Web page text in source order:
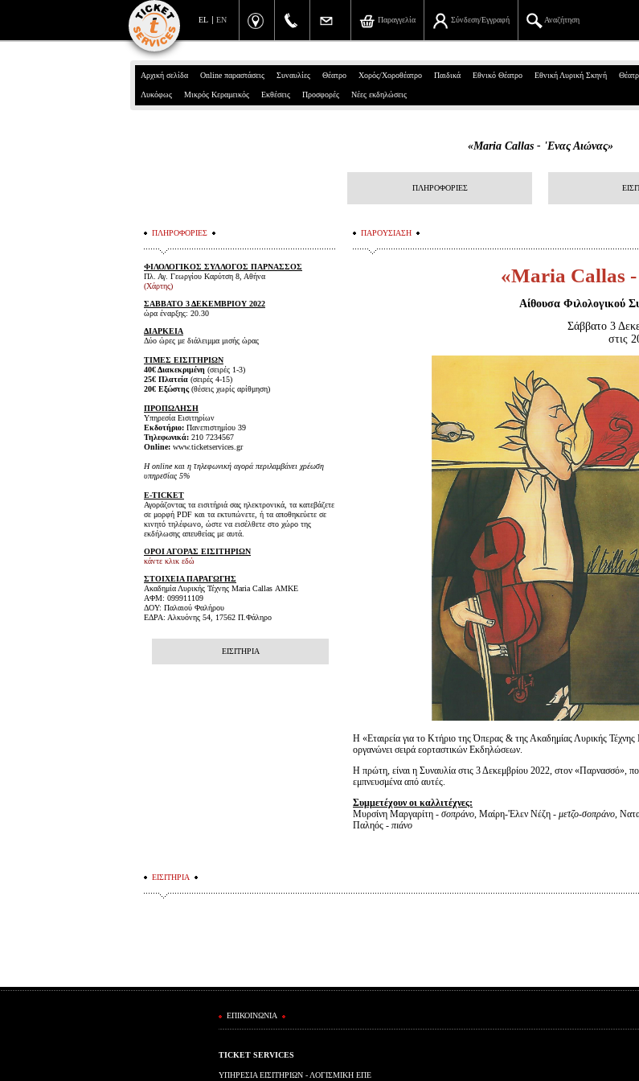
EN
EL Αναζήτηση
Σύνδεση/Εγγραφή
Παραγγελία
Πανεπιστημίου 39, Αθήνα
Προσωπικά Δεδομένα
Αρχική σελίδα Online παραστάσεις Συναυλίες Θέατρο Χορός/Χοροθέατρο Παιδικά Εθνικό Θέατρο Εθνική Λυρική Σκηνή
Λυκόφως Μικρός Κεραμεικός Εκθέσεις Προσφορές Νέες εκδηλώσεις
«Maria Callas - 'Eνας Αιώνας»
ΠΛΗΡΟΦΟΡΙΕΣ
ΠΑΡΟΥΣΙΑΣΗ
«Maria Callas
Αίθουσα Φιλολογικού
Σάββατο 3
στις
Η «Εταιρεία για το Κτήριο της Όπερας & της Ακαδημίας Λυρικής Τέχνης
οργανώνει σειρά εορταστικών Εκδηλώσεων.
Η πρώτη, είναι η Συναυλία στις 3 Δεκεμβρίου 2022, στον «Παρνασσό»,
εμπνευσμένα από αυτές.
Συμμετέχουν οι καλλιτέχνες:
Μυρσίνη Μαργαρίτη - σοπράνο , Μαίρη-'Ελεν Νέζη - μετζο-σοπράνο ,
Παληός - πιάνο
ΠΛΗΡΟΦΟΡΙΕΣ
ΦΙΛΟΛΟΓΙΚΟΣ ΣΥΛΛΟΓΟΣ ΠΑΡΝΑΣΣΟΣ
Πλ. Αγ. Γεωργίου Καρύτση 8, Αθήνα
(Χάρτης)
ΣΑΒΒΑΤΟ 3 ΔΕΚΕΜΒΡΙΟΥ 2022
ώρα έναρξης: 20.30
ΔΙΑΡΚΕΙΑ
Δύο ώρες με διάλειμμα μισής ώρας
ΤΙΜΕΣ ΕΙΣΙΤΗΡΙΩΝ
40€ Διακεκριμένη (σειρές 1-3)
25€ Πλατεία (σειρές 4-15)
20€ Εξώστης (θέσεις χωρίς αρίθμηση)
ΠΡΟΠΩΛΗΣΗ
Υπηρεσία Εισιτηρίων
Εκδοτήριο: Πανεπιστημίου 39
Τηλεφωνικά: 210 7234567
Online: www.ticketservices.gr
H online και η τηλεφωνική αγορά περιλαμβάνει χρέωση
υπηρεσίας 5%
E-TICKET
Αγοράζοντας τα εισιτήριά σας ηλεκτρονικά, τα κατεβάζετε
σε μορφή PDF και τα εκτυπώνετε, ή τα αποθηκεύετε σε
κινητό τηλέφωνο, ώστε να εισέλθετε στο χώρο της
εκδήλωσης απευθείας με αυτά.
ΟΡΟΙ ΑΓΟΡΑΣ ΕΙΣΙΤΗΡΙΩΝ
κάντε κλικ εδώ
ΣΤΟΙΧΕΙΑ ΠΑΡΑΓΩΓΗΣ
Ακαδημία Λυρικής Τέχνης Maria Callas ΑΜΚΕ
ΑΦΜ: 099911109
ΔΟΥ: Παλαιού Φαλήρου
ΕΔΡΑ: Αλκυόνης 54, 17562 Π.Φάληρο
ΕΙΣΙΤΗΡΙΑ
ΕΙΣΙΤΗΡΙΑ
ΕΠΙΚΟΙΝΩΝΙΑ
TICKET SERVICES
ΥΠΗΡΕΣΙΑ ΕΙΣΙΤΗΡΙΩΝ - ΛΟΓΙΣΜΙΚΗ ΕΠΕ